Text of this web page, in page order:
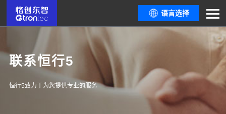
语言选择
联系恒行5
恒行5致力于为您提供专业的服务